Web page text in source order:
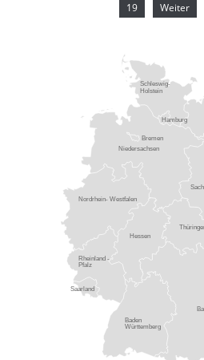
19 Weiter
Baden
Württemberg
Hessen
Niedersachsen
Nordrhein- Westfalen
Rheinland -
Pfalz
Schleswig-
Holstein
Bremen
Hamburg
Saarland